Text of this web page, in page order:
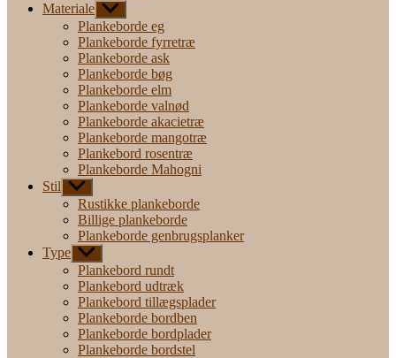
Materiale Vis
undermenu
Plankeborde eg
Plankeborde fyrretræ
Plankeborde ask
Plankeborde bøg
Plankeborde elm
Plankeborde valnød
Plankeborde akacietræ
Plankeborde mangotræ
Plankebord rosentræ
Plankeborde Mahogni
Stil Vis
undermenu
Rustikke plankeborde
Billige plankeborde
Plankeborde genbrugsplanker
Type Vis
undermenu
Plankebord rundt
Plankebord udtræk
Plankebord tillægsplader
Plankeborde bordben
Plankeborde bordplader
Plankeborde bordstel